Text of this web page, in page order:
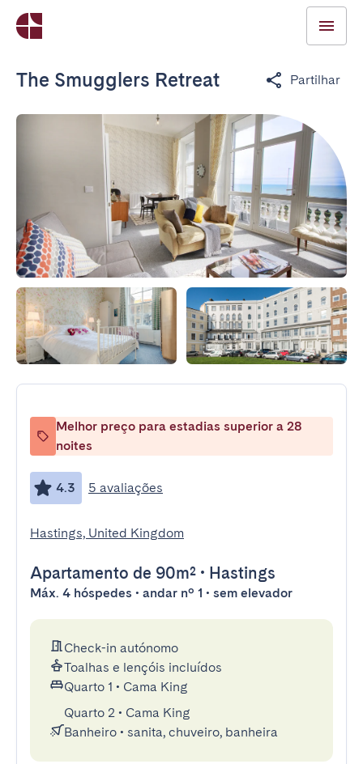
The Smugglers Retreat Partilhar
Melhor preço para estadias superior a 28
noites
4.3 5 avaliações
Hastings, United Kingdom
Apartamento de 90m² • Hastings
Máx. 4 hóspedes • andar nº 1 • sem elevador
Check-in autónomo
Toalhas e lençóis incluídos
Quarto 1 • Cama King
Quarto 2 • Cama King
Banheiro • sanita, chuveiro, banheira